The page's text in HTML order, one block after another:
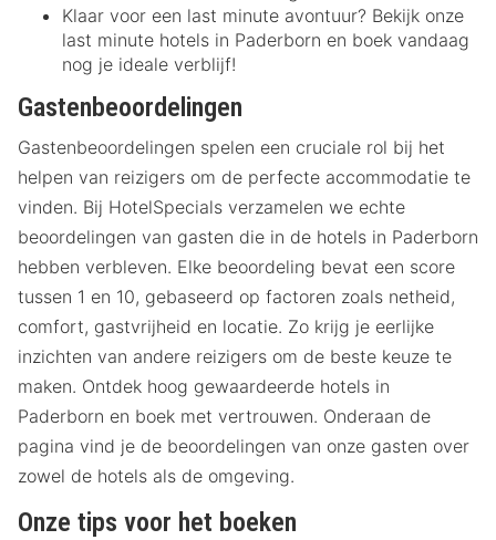
Klaar voor een last minute avontuur? Bekijk onze
last minute hotels in Paderborn en boek vandaag
nog je ideale verblijf!
Gastenbeoordelingen
Gastenbeoordelingen spelen een cruciale rol bij het
helpen van reizigers om de perfecte accommodatie te
vinden. Bij HotelSpecials verzamelen we echte
beoordelingen van gasten die in de hotels in Paderborn
hebben verbleven. Elke beoordeling bevat een score
tussen 1 en 10, gebaseerd op factoren zoals netheid,
comfort, gastvrijheid en locatie. Zo krijg je eerlijke
inzichten van andere reizigers om de beste keuze te
maken. Ontdek hoog gewaardeerde hotels in
Paderborn en boek met vertrouwen. Onderaan de
pagina vind je de beoordelingen van onze gasten over
zowel de hotels als de omgeving.
Onze tips voor het boeken